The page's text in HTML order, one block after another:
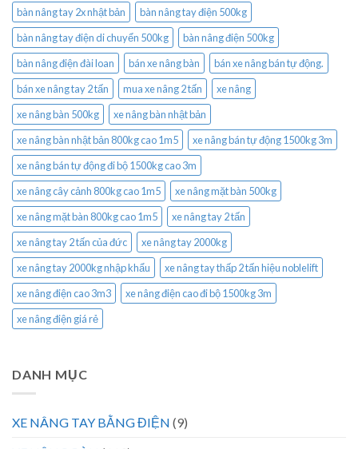
bàn nâng tay 2x nhật bản
bàn nâng tay điện 500kg
bàn nâng tay điện di chuyển 500kg
bàn nâng điện 500kg
bàn nâng điện đài loan
bán xe nâng bàn
bán xe nâng bán tự động.
bán xe nâng tay 2 tấn
mua xe nâng 2 tấn
xe nâng
xe nâng bàn 500kg
xe nâng bàn nhật bản
xe nâng bàn nhật bản 800kg cao 1m5
xe nâng bán tự động 1500kg 3m
xe nâng bán tự động đi bộ 1500kg cao 3m
xe nâng cây cảnh 800kg cao 1m5
xe nâng mặt bàn 500kg
xe nâng mặt bàn 800kg cao 1m5
xe nâng tay 2 tấn
xe nâng tay 2 tấn của đức
xe nâng tay 2000kg
xe nâng tay 2000kg nhập khẩu
xe nâng tay thấp 2 tấn hiệu noblelift
xe nâng điện cao 3m3
xe nâng điện cao đi bộ 1500kg 3m
xe nâng điện giá rẻ
DANH MỤC
XE NÂNG TAY BẰNG ĐIỆN (9)